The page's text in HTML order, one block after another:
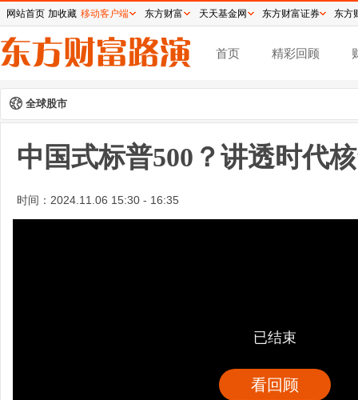
首页 精彩回顾
全球股市
中国式标普500？讲透时代
时间： 2024.11.06 15:30 - 16:35
已结束
看回顾
网站首页 加收藏 移动客户端 东方财富 天天基金网 东方财富证券 东方